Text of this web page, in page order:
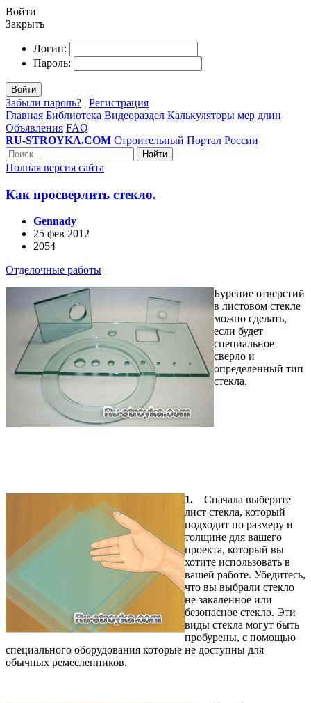
Войти
Закрыть
Логин:
Пароль:
Войти
Забыли пароль? | Регистрация
Главная Библиотека Видеораздел Калькуляторы мер длин
Объявления FAQ
RU-STROYKA.COM Строительный Портал России
Найти
Полная версия сайта
Как просверлить стекло.
Gennady
25 фев 2012
2054
Отделочные работы
Бурение отверстий
в листовом стекле
можно сделать,
если будет
специальное
сверло и
определенный тип
стекла.
1. Сначала выберите
лист стекла, который
подходит по размеру и
толщине для вашего
проекта, который вы
хотите использовать в
вашей работе. Убедитесь,
что вы выбрали стекло
не закаленное или
безопасное стекло. Эти
виды стекла могут быть
пробурены, с помощью
специального оборудования которые не доступны для
обычных ремесленников.